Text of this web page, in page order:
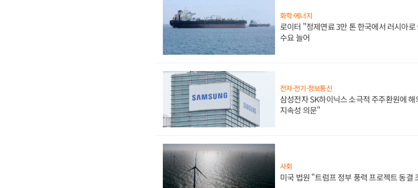
화학·에너지
로이터 "정제연료 3만 톤 한국에서 러시아
수요 늘어
전자·전기·정보통신
삼성전자 SK하이닉스 소극적 주주환원에
지속성 의문"
사회
미국 법원 "트럼프 정부 풍력 프로젝트 동결